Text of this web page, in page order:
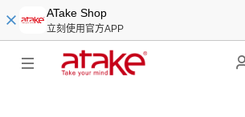
ATake Shop
立刻使用官方APP